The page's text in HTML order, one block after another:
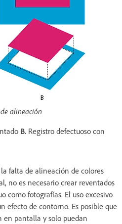
alineación
B. Registro defectuoso con
falta de alineación de colores
no es necesario crear reventados
como fotografías. El uso excesivo
efecto de contorno. Es posible que
en pantalla y solo puedan